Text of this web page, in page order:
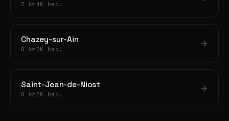
7 km4K hab.
Chazey-sur-Ain
8 km 2K hab.
Saint-Jean-de-Niost
8 km 2K hab.